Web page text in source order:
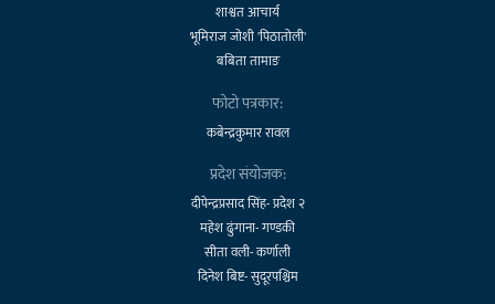
शाश्वत आचार्य
भूमिराज जोशी 'पिठातोली'
बबिता तामाङ
फोटो पत्रकार:
कबेन्द्रकुमार रावल
प्रदेश संयोजक:
दीपेन्द्रप्रसाद सिंह- प्रदेश २
महेश ढुंगाना- गण्डकी
सीता वली- कर्णाली
दिनेश बिष्ट- सुदूरपश्चिम